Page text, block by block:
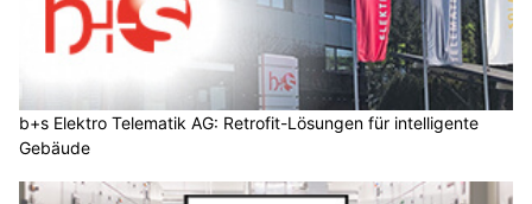
b+s Elektro Telematik AG: Retrofit-Lösungen für intelligente
Gebäude